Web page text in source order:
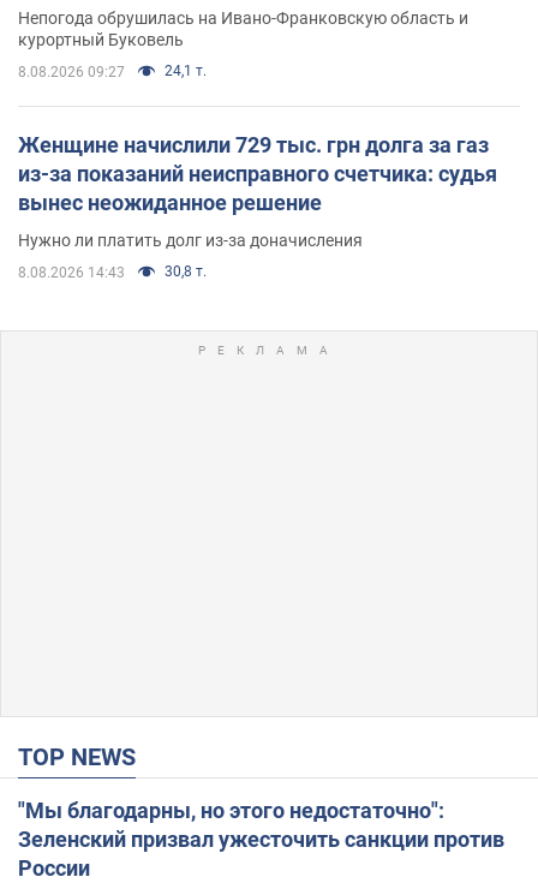
Непогода обрушилась на Ивано-Франковскую область и
курортный Буковель
8.08.2026 09:27 24,1 т.
Женщине начислили 729 тыс. грн долга за газ
из-за показаний неисправного счетчика: судья
вынес неожиданное решение
Нужно ли платить долг из-за доначисления
8.08.2026 14:43 30,8 т.
TOP NEWS
"Мы благодарны, но этого недостаточно":
Зеленский призвал ужесточить санкции против
России